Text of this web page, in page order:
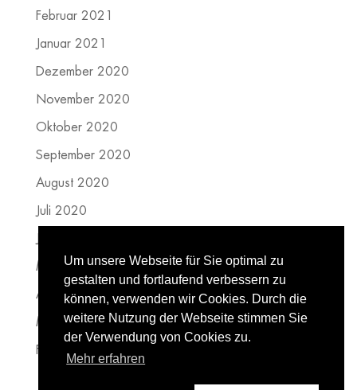
Februar 2021
Januar 2021
Dezember 2020
November 2020
Oktober 2020
September 2020
August 2020
Juli 2020
Mai 2020
April 2020
März 2020
Februar 2020
Um unsere Webseite für Sie optimal zu
gestalten und fortlaufend verbessern zu
können, verwenden wir Cookies. Durch die
weitere Nutzung der Webseite stimmen Sie
der Verwendung von Cookies zu.
Mehr erfahren